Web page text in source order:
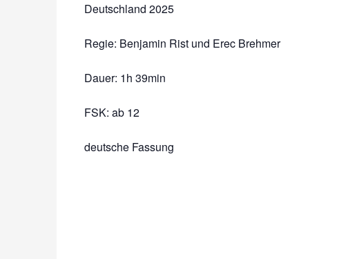
Deutschland 2025
Regie: Benjamin Rist und Erec Brehmer
Dauer: 1h 39min
FSK: ab 12
deutsche Fassung